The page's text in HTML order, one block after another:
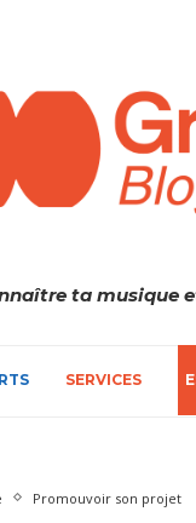
ta musique
SERVICES
Promouvoir son projet